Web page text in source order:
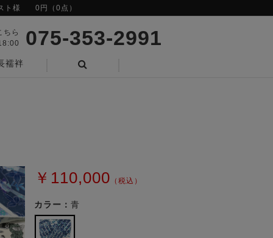
ト様 0円（0点）
ちら
075-353-2991
襦袢
￥110,000 （税込）
カラー： 青